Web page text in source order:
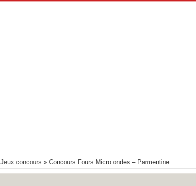
Jeux concours » Concours Fours Micro ondes – Parmentine